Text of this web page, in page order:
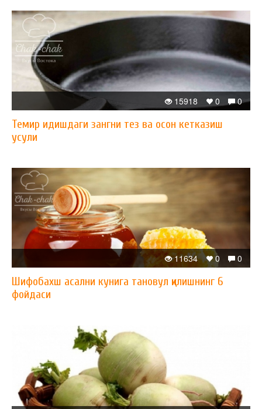
0
0
15918
Темир идишдаги зангни тез ва осон кетказиш
усули
0
0
11634
Шифобахш асални кунига тановул қилишнинг 6
фойдаси